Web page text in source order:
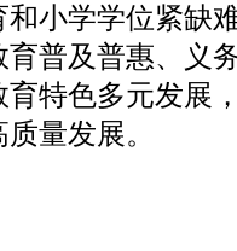
小学学位紧缺
育普及普惠、义
特色多元发展
量发展。